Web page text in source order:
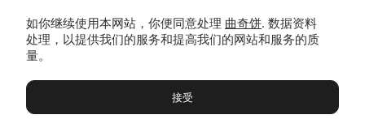
博物馆 展览及展览 Чаты Вы
如你继续使用本网站，你便同意处理 曲奇饼. 数据资料
处理，以提供我们的服务和提高我们的网站和服务的质
量。
接受